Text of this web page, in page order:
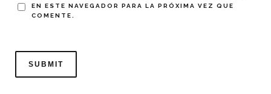
EN ESTE NAVEGADOR PARA LA PRÓXIMA VEZ QUE
COMENTE.